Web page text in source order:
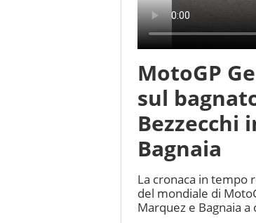
MotoGP
sul
Bezzecchi
Bagnaia
La cronaca in tempo
del mondiale di
Marquez e Bagnaia a